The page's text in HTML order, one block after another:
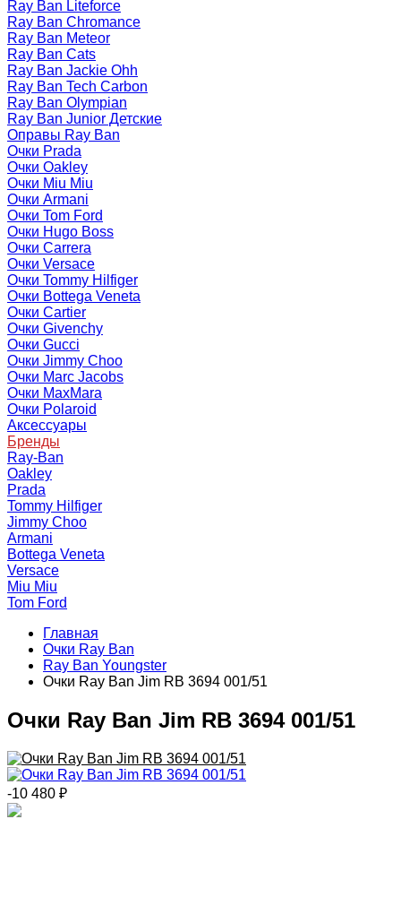
Ray Ban Liteforce
Ray Ban Chromance
Ray Ban Meteor
Ray Ban Cats
Ray Ban Jackie Ohh
Ray Ban Tech Carbon
Ray Ban Olympian
Ray Ban Junior Детские
Оправы Ray Ban
Очки Prada
Очки Oakley
Очки Miu Miu
Очки Armani
Очки Tom Ford
Очки Hugo Boss
Очки Carrera
Очки Versace
Очки Tommy Hilfiger
Очки Bottega Veneta
Очки Cartier
Очки Givenchy
Очки Gucci
Очки Jimmy Choo
Очки Marc Jacobs
Очки MaxMara
Очки Polaroid
Аксессуары
Бренды
Ray-Ban
Oakley
Prada
Tommy Hilfiger
Jimmy Choo
Armani
Bottega Veneta
Versace
Miu Miu
Tom Ford
Главная
Очки Ray Ban
Ray Ban Youngster
Очки Ray Ban Jim RB 3694 001/51
Очки Ray Ban Jim RB 3694 001/51
-10 480 ₽